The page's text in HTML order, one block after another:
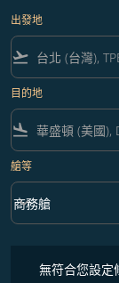
出發地
flight_takeoff
目的地
flight_land
艙等
艙等 option 商務艙
商務艙
keyboard_arrow_down
無符合您設定